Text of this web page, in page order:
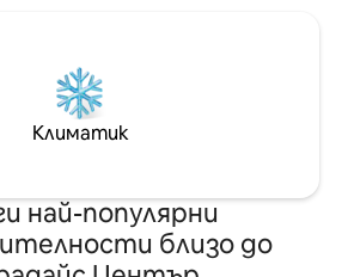
Климатик
най-популярни
близо до